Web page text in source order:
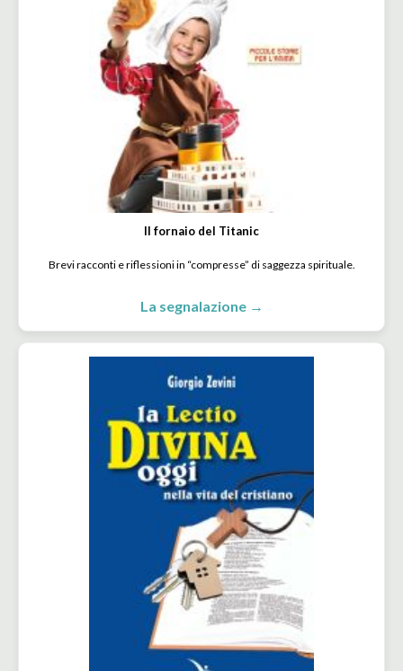
Il fornaio del Titanic
Brevi racconti e riflessioni in “compresse” di saggezza spirituale.
La segnalazione →